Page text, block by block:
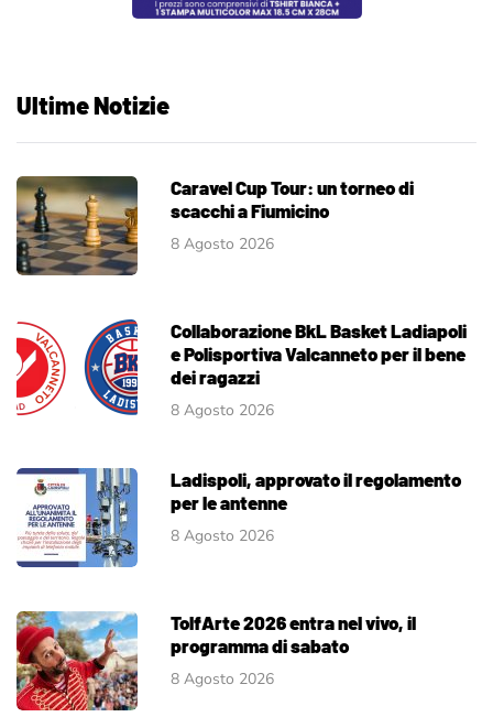
Ultime Notizie
Caravel Cup Tour: un torneo di
scacchi a Fiumicino
8 Agosto 2026
Collaborazione BkL Basket Ladiapoli
e Polisportiva Valcanneto per il bene
dei ragazzi
8 Agosto 2026
Ladispoli, approvato il regolamento
per le antenne
8 Agosto 2026
TolfArte 2026 entra nel vivo, il
programma di sabato
8 Agosto 2026